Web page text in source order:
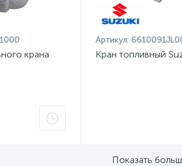
крана
Артикул:
Кран топливный
Показать